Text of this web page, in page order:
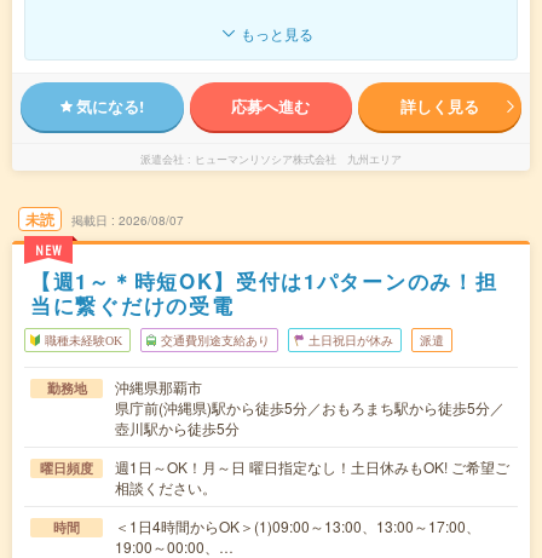
もっと見る
気になる! 応募へ進む 詳しく見る
派遣会社 ヒューマンリソシア株式会社 九州エリア
未読
NEW
掲載日 2026/08/07
【週1～＊時短OK】受付は1パターンのみ！担
当に繋ぐだけの受電
職種未経験OK 交通費別途支給あり 土日祝日が休み 派遣
勤務地
沖縄県那覇市
県庁前(沖縄県)駅から徒歩5分／おもろまち駅から徒歩5分／
壺川駅から徒歩5分
曜日頻度
週1日～OK！月～日 曜日指定なし！土日休みもOK! ご希望ご
相談ください。
時間
＜1日4時間からOK＞(1)09:00～13:00、13:00～17:00、
19:00～00:00、…